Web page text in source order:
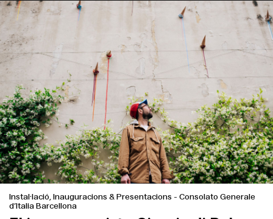
Instal·lació, Inauguracions & Presentacions - Consolato Generale
d’Italia Barcellona